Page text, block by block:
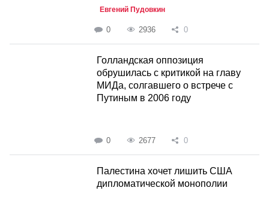
Евгений Пудовкин
0 2936 0
Голландская оппозиция
обрушилась с критикой на главу
МИДа, солгавшего о встрече с
Путиным в 2006 году
0 2677 0
Палестина хочет лишить США
дипломатической монополии